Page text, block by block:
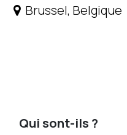
Brussel, Belgique
Qui sont-ils ?